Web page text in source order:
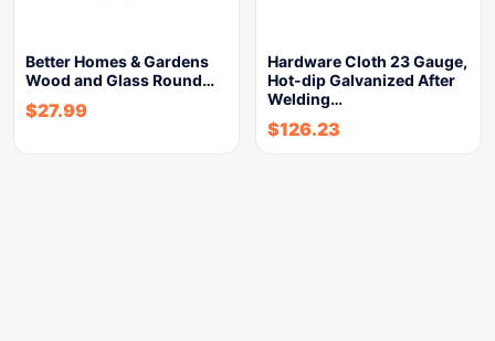
Better Homes & Gardens
Wood and Glass Round…
$27.99
Hardware Cloth 23 Gauge,
Hot-dip Galvanized After
Welding…
$126.23